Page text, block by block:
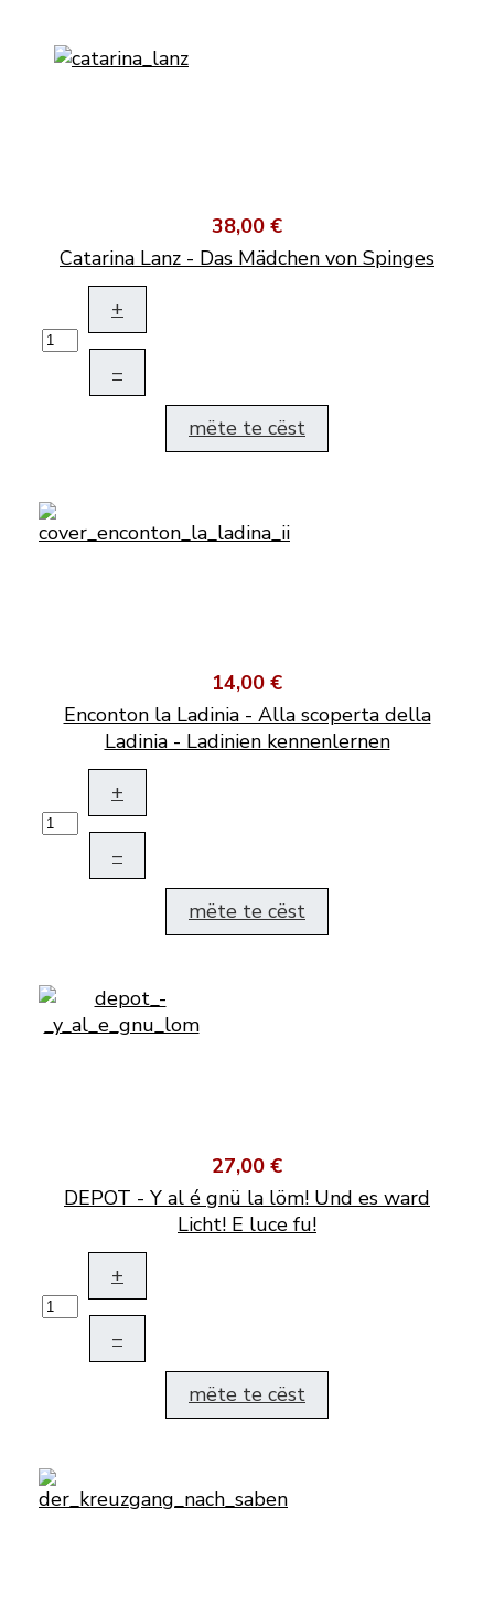
38,00 €
Catarina Lanz - Das Mädchen von Spinges
+
–
mëte te cëst
14,00 €
Enconton la Ladinia - Alla scoperta della
Ladinia - Ladinien kennenlernen
+
–
mëte te cëst
27,00 €
DEPOT - Y al é gnü la löm! Und es ward
Licht! E luce fu!
+
–
mëte te cëst